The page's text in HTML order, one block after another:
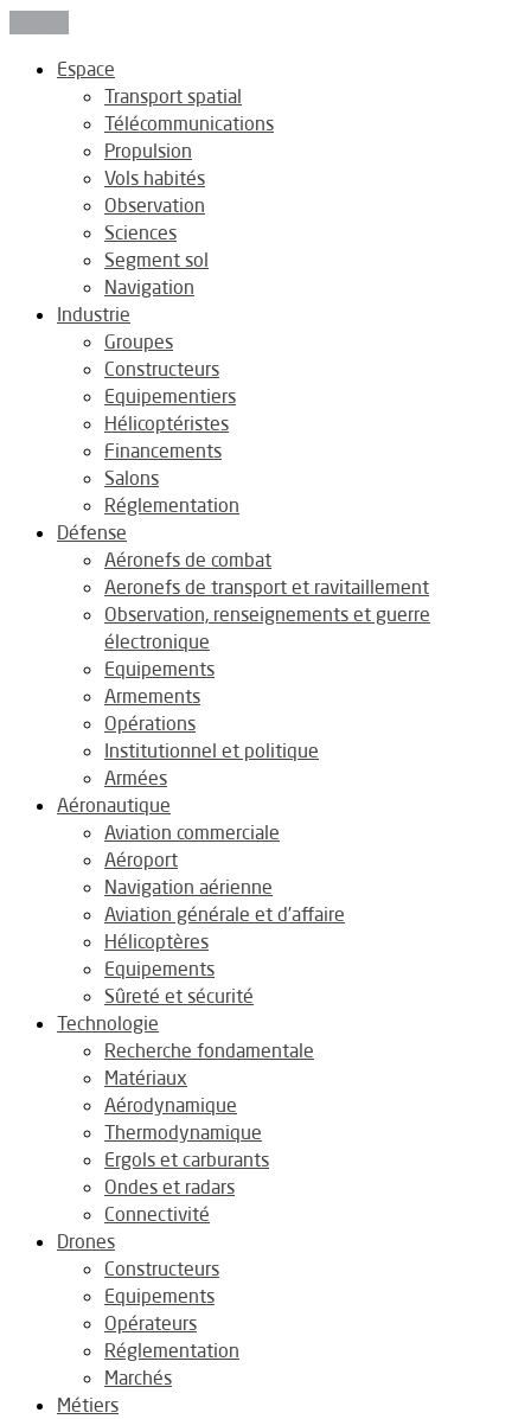
Espace
Transport spatial
Télécommunications
Propulsion
Vols habités
Observation
Sciences
Segment sol
Navigation
Industrie
Groupes
Constructeurs
Equipementiers
Hélicoptéristes
Financements
Salons
Réglementation
Défense
Aéronefs de combat
Aeronefs de transport et ravitaillement
Observation, renseignements et guerre
électronique
Equipements
Armements
Opérations
Institutionnel et politique
Armées
Aéronautique
Aviation commerciale
Aéroport
Navigation aérienne
Aviation générale et d’affaire
Hélicoptères
Equipements
Sûreté et sécurité
Technologie
Recherche fondamentale
Matériaux
Aérodynamique
Thermodynamique
Ergols et carburants
Ondes et radars
Connectivité
Drones
Constructeurs
Equipements
Opérateurs
Réglementation
Marchés
Métiers